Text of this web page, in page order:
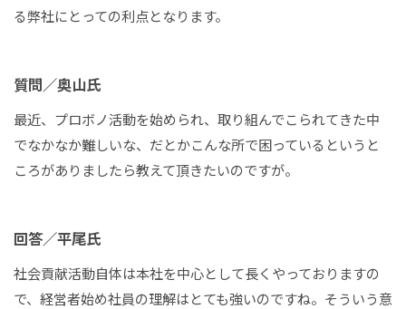
る弊社にとっての利点となります。
質問／奥山氏
最近、プロボノ活動を始められ、取り組んでこられてきた中
でなかなか難しいな、だとかこんな所で困っているというと
ころがありましたら教えて頂きたいのですが。
回答／平尾氏
社会貢献活動自体は本社を中心として長くやっておりますの
で、経営者始め社員の理解はとても強いのですね。そういう意